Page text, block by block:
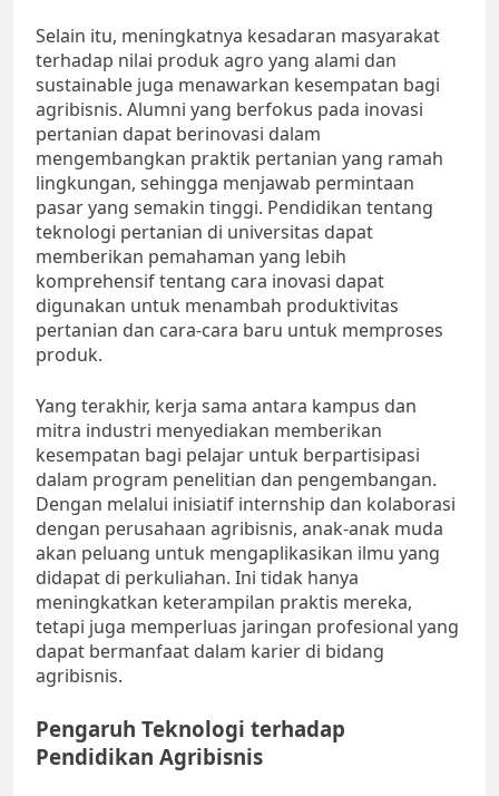
Selain itu, meningkatnya kesadaran masyarakat
terhadap nilai produk agro yang alami dan
sustainable juga menawarkan kesempatan bagi
agribisnis. Alumni yang berfokus pada inovasi
pertanian dapat berinovasi dalam
mengembangkan praktik pertanian yang ramah
lingkungan, sehingga menjawab permintaan
pasar yang semakin tinggi. Pendidikan tentang
teknologi pertanian di universitas dapat
memberikan pemahaman yang lebih
komprehensif tentang cara inovasi dapat
digunakan untuk menambah produktivitas
pertanian dan cara-cara baru untuk memproses
produk.
Yang terakhir, kerja sama antara kampus dan
mitra industri menyediakan memberikan
kesempatan bagi pelajar untuk berpartisipasi
dalam program penelitian dan pengembangan.
Dengan melalui inisiatif internship dan kolaborasi
dengan perusahaan agribisnis, anak-anak muda
akan peluang untuk mengaplikasikan ilmu yang
didapat di perkuliahan. Ini tidak hanya
meningkatkan keterampilan praktis mereka,
tetapi juga memperluas jaringan profesional yang
dapat bermanfaat dalam karier di bidang
agribisnis.
Pengaruh Teknologi terhadap
Pendidikan Agribisnis